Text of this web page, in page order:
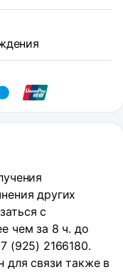
других
с
чем за 8 ч. до
(925) 2166180.
для связи также в